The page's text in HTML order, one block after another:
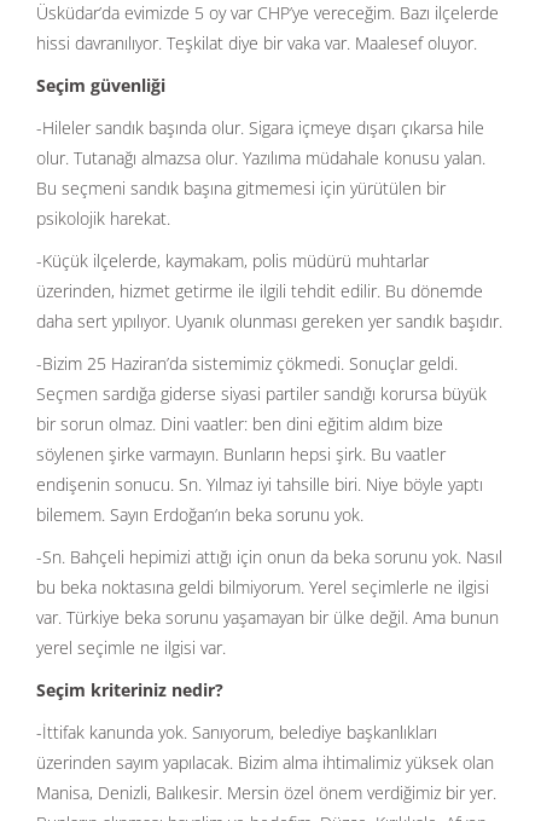
Üsküdar’da evimizde 5 oy var CHP’ye vereceğim. Bazı ilçelerde
hissi davranılıyor. Teşkilat diye bir vaka var. Maalesef oluyor.
Seçim güvenliği
-Hileler sandık başında olur. Sigara içmeye dışarı çıkarsa hile
olur. Tutanağı almazsa olur. Yazılıma müdahale konusu yalan.
Bu seçmeni sandık başına gitmemesi için yürütülen bir
psikolojik harekat.
-Küçük ilçelerde, kaymakam, polis müdürü muhtarlar
üzerinden, hizmet getirme ile ilgili tehdit edilir. Bu dönemde
daha sert yıpılıyor. Uyanık olunması gereken yer sandık başıdır.
-Bizim 25 Haziran’da sistemimiz çökmedi. Sonuçlar geldi.
Seçmen sardığa giderse siyasi partiler sandığı korursa büyük
bir sorun olmaz. Dini vaatler: ben dini eğitim aldım bize
söylenen şirke varmayın. Bunların hepsi şirk. Bu vaatler
endişenin sonucu. Sn. Yılmaz iyi tahsille biri. Niye böyle yaptı
bilemem. Sayın Erdoğan’ın beka sorunu yok.
-Sn. Bahçeli hepimizi attığı için onun da beka sorunu yok. Nasıl
bu beka noktasına geldi bilmiyorum. Yerel seçimlerle ne ilgisi
var. Türkiye beka sorunu yaşamayan bir ülke değil. Ama bunun
yerel seçimle ne ilgisi var.
Seçim kriteriniz nedir?
-İttifak kanunda yok. Sanıyorum, belediye başkanlıkları
üzerinden sayım yapılacak. Bizim alma ihtimalimiz yüksek olan
Manisa, Denizli, Balıkesir. Mersin özel önem verdiğimiz bir yer.